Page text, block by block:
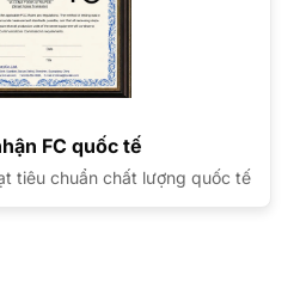
FC quốc tế
tiêu chuẩn chất lượng quốc tế